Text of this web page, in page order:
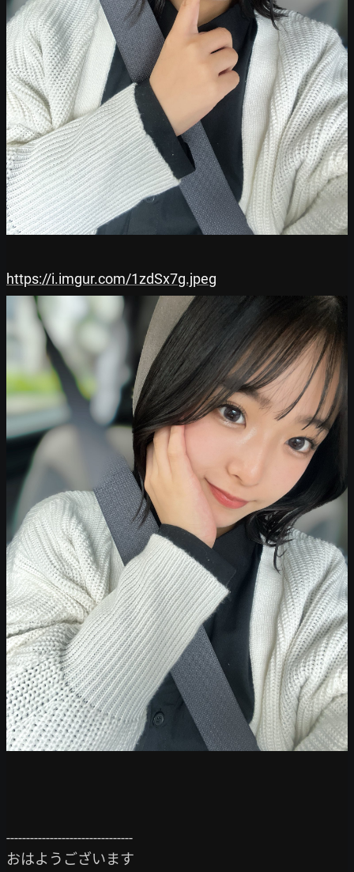
https://i.imgur.com/1zdSx7g.jpeg
--------------------------------
おはようございます